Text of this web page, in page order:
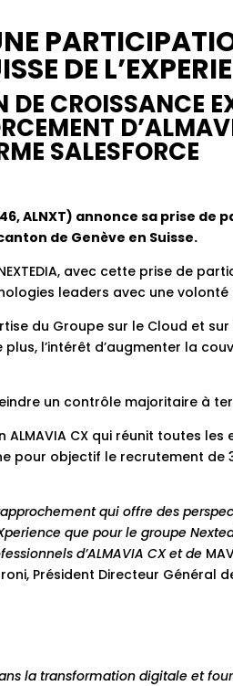
DE
DE CROISSANCE
SALESFORCE
ALNXT) annonce sa prise
de Genève en Suisse.
avec cette prise de
leaders avec une volonté
du Groupe sur le Cloud et sur
plus, l’intérêt d’augmenter la
un contrôle majoritaire à
ALMAVIA CX qui réunit toutes
pour objectif le recrutement
qui offre des
que pour le groupe
d’ALMAVIA CX et de
Président Directeur Général de
la transformation digitale et